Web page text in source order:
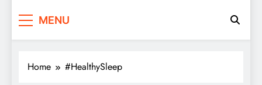
MENU
Home #HealthySleep